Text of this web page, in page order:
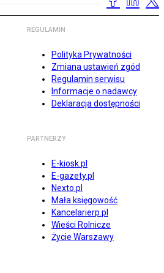
REGULAMIN
Polityka Prywatności
Zmiana ustawień zgód
Regulamin serwisu
Informacje o nadawcy
Deklaracja dostępności
PARTNERZY
E-kiosk.pl
E-gazety.pl
Nexto.pl
Mała księgowość
Kancelarierp.pl
Wieści Rolnicze
Życie Warszawy